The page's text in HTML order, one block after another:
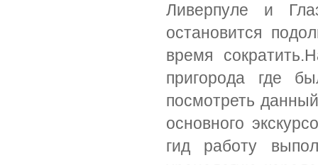
Ливерпуле и
остановится
время
пригорода где
посмотреть
основного
гид работу